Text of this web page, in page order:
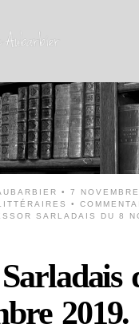
• 7
•
SARLADAIS DU 8
2019.